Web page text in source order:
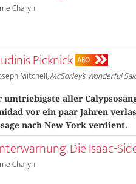
Charyn
Picknick ABO
Mitchell,McSorley’s Wonderful
umtriebigste aller
vor ein paar Jahren
nach New York verdient.
Die Isaac-
Charyn